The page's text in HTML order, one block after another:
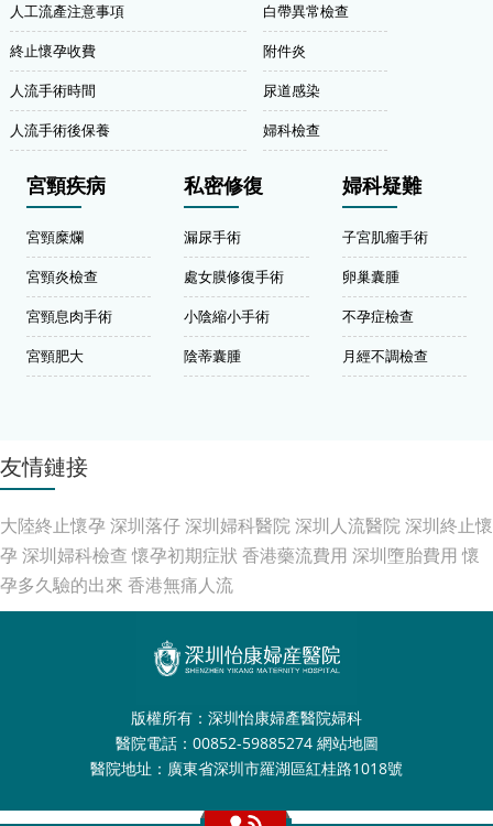
人工流產注意事項
終止懷孕收費
人流手術時間
人流手術後保養
白帶異常檢查
附件炎
尿道感染
婦科檢查
宮頸疾病
宮頸糜爛
宮頸炎檢查
宮頸息肉手術
宮頸肥大
私密修復
漏尿手術
處女膜修復手術
小陰縮小手術
陰蒂囊腫
婦科疑難
子宮肌瘤手術
卵巢囊腫
不孕症檢查
月經不調檢查
友情鏈接
大陸終止懷孕 深圳落仔深圳婦科醫院深圳人流醫院深圳終止懷
孕 深圳婦科檢查 懷孕初期症狀 香港藥流費用 深圳墮胎費用 懷
孕多久驗的出來 香港無痛人流
版權所有：深圳怡康婦產醫院婦科
醫院電話：00852-59885274 網站地圖
醫院地址：廣東省深圳市羅湖區紅桂路1018號